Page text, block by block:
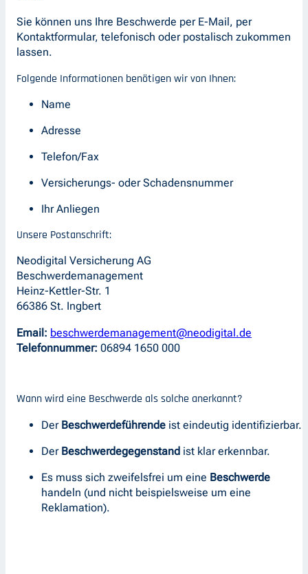
Sie können uns Ihre Beschwerde per E-Mail, per
Kontaktformular, telefonisch oder postalisch zukommen
lassen.
Folgende Informationen benötigen wir von Ihnen:
Name
Adresse
Telefon/Fax
Versicherungs- oder Schadensnummer
Ihr Anliegen
Unsere Postanschrift:
Neodigital Versicherung AG
Beschwerdemanagement
Heinz-Kettler-Str. 1
66386 St. Ingbert
Email: beschwerdemanagement@neodigital.de
Telefonnummer: 06894 1650 000
Wann wird eine Beschwerde als solche anerkannt?
Der Beschwerdeführende ist eindeutig identifizierbar.
Der Beschwerdegegenstand ist klar erkennbar.
Es muss sich zweifelsfrei um eine Beschwerde
handeln (und nicht beispielsweise um eine
Reklamation).